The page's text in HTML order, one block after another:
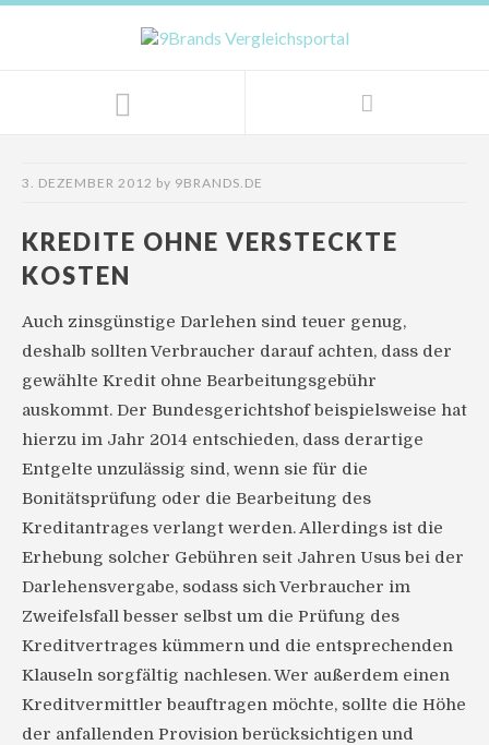
3. DEZEMBER 2012 by 9BRANDS.DE
KREDITE OHNE VERSTECKTE
KOSTEN
Auch zinsgünstige Darlehen sind teuer genug,
deshalb sollten Verbraucher darauf achten, dass der
gewählte Kredit ohne Bearbeitungsgebühr
auskommt. Der Bundesgerichtshof beispielsweise hat
hierzu im Jahr 2014 entschieden, dass derartige
Entgelte unzulässig sind, wenn sie für die
Bonitätsprüfung oder die Bearbeitung des
Kreditantrages verlangt werden. Allerdings ist die
Erhebung solcher Gebühren seit Jahren Usus bei der
Darlehensvergabe, sodass sich Verbraucher im
Zweifelsfall besser selbst um die Prüfung des
Kreditvertrages kümmern und die entsprechenden
Klauseln sorgfältig nachlesen. Wer außerdem einen
Kreditvermittler beauftragen möchte, sollte die Höhe
der anfallenden Provision berücksichtigen und